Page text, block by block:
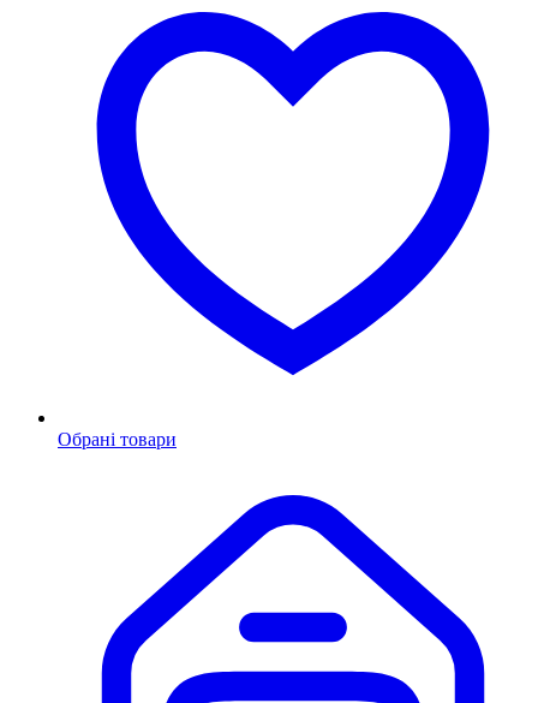
Обрані товари